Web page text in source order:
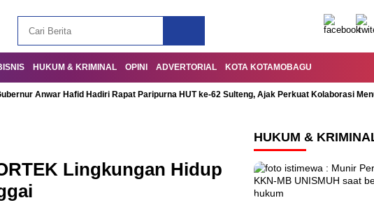
HUKUM & KRIMINAL OPINI ADVERTORIAL KOTA KOTAMOBAGU
Anwar Hafid Hadiri Rapat Paripurna HUT ke-62 Sulteng, Ajak Perkuat Kolaborasi
Lingkungan Hidup
HUKUM &